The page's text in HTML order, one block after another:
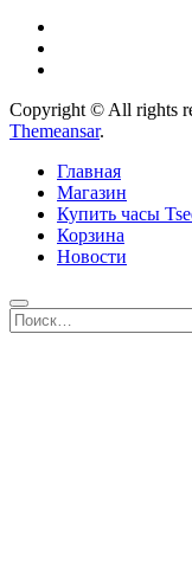
Copyright © All rights
Themeansar.
Главная
Магазин
Купить часы
Корзина
Новости
Найти: